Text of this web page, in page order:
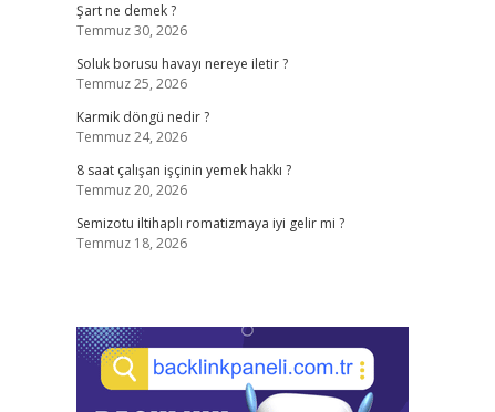
Şart ne demek ?
Temmuz 30, 2026
Soluk borusu havayı nereye iletir ?
Temmuz 25, 2026
Karmik döngü nedir ?
Temmuz 24, 2026
8 saat çalışan işçinin yemek hakkı ?
Temmuz 20, 2026
Semizotu iltihaplı romatizmaya iyi gelir mi ?
Temmuz 18, 2026